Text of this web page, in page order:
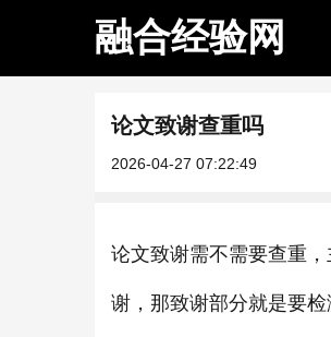
融合经验网
论文致谢查重吗
2026-04-27 07:22:49
论文致谢需不需要查重
谢，那致谢部分就是要检